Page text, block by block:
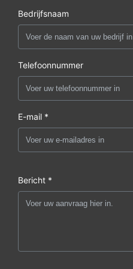
Bedrijfsnaam
Telefoonnummer
E-mail *
Bericht *